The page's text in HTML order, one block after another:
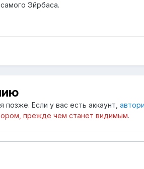
Эйрбаса.
Если у вас есть аккаунт,
прежде чем станет видимым.